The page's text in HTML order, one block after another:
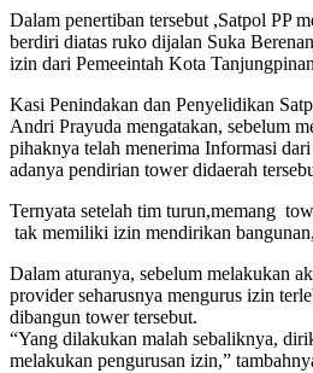
Dalam penertiban tersebut ,Satpol PP
berdiri diatas ruko dijalan Suka
izin dari Pemeeintah Kota
Kasi Penindakan dan Penyelidikan
Andri Prayuda mengatakan, sebelum
pihaknya telah menerima Informasi dari
adanya pendirian tower didaerah
Ternyata setelah tim turun,memang
tak memiliki izin mendirikan
Dalam aturanya, sebelum melakukan
provider seharusnya mengurus izin
dibangun tower tersebut.
“Yang dilakukan malah sebaliknya,
melakukan pengurusan izin,”